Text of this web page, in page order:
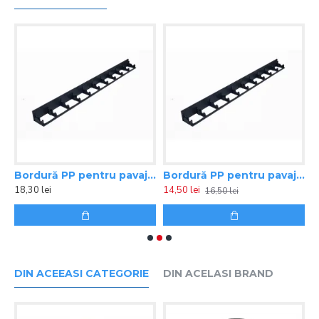
Bordură PP pentru pavaj “New Fix” 1 m, 60 mm
18,30 lei
Bordură PP pentru pavaj “New Fix” 1 m, 45 mm
14,50 lei 16,50 lei
DIN ACEEASI CATEGORIE DIN ACELASI BRAND